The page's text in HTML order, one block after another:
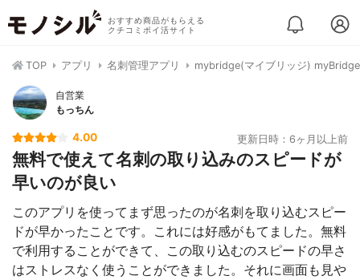
おすすめ商品がもらえる
クチコミポイ活サイト
TOP アプリ 名刺管理アプリ mybridge(マイブリッジ) myBridge
自営業
もっちん
4.00 更新日時：6ヶ月以上前
無料で使えて名刺の取り込みのスピードが
早いのが良い
このアプリを使ってまず思ったのが名刺を取り込むスピー
ドが早かったことです。これには好感がもてました。無料
で利用することができて、この取り込むのスピードの早さ
はストレスなく使うことができました。それに画面も見や